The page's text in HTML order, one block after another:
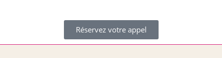
Réservez votre appel